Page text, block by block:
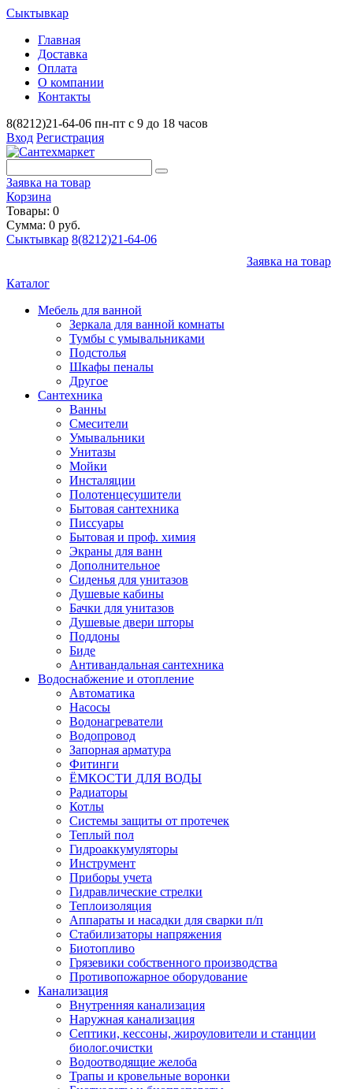
Сыктывкар
Главная
Доставка
Оплата
О компании
Контакты
8(8212)21-64-06 пн-пт с 9 до 18 часов
Вход Регистрация
Заявка на товар
Корзина
Товары: 0
Сумма: 0 руб.
Сыктывкар 8(8212)21-64-06
Заявка на товар
Каталог
Мебель для ванной
Зеркала для ванной комнаты
Тумбы с умывальниками
Подстолья
Шкафы пеналы
Другое
Сантехника
Ванны
Смесители
Умывальники
Унитазы
Мойки
Инсталяции
Полотенцесушители
Бытовая сантехника
Писсуары
Бытовая и проф. химия
Экраны для ванн
Дополнительное
Сиденья для унитазов
Душевые кабины
Бачки для унитазов
Душевые двери шторы
Поддоны
Биде
Антивандальная сантехника
Водоснабжение и отопление
Автоматика
Насосы
Водонагреватели
Водопровод
Запорная арматура
Фитинги
ЁМКОСТИ ДЛЯ ВОДЫ
Радиаторы
Котлы
Системы защиты от протечек
Теплый пол
Гидроаккумуляторы
Инструмент
Приборы учета
Гидравлические стрелки
Теплоизоляция
Аппараты и насадки для сварки п/п
Стабилизаторы напряжения
Биотопливо
Грязевики собственного производства
Противопожарное оборудование
Канализация
Внутренняя канализация
Наружная канализация
Септики, кессоны, жироуловители и станции
биолог.очистки
Водоотводящие желоба
Трапы и кровельные воронки